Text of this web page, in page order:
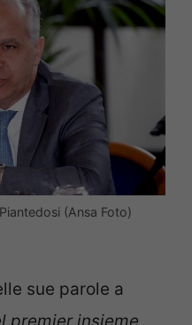
(Ansa Foto)
sue parole a
premier insieme